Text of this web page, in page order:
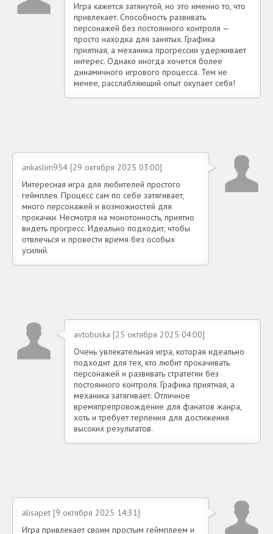
Игра кажется затянутой, но это именно то, что
привлекает. Способность развивать
персонажей без постоянного контроля —
просто находка для занятых. Графика
приятная, а механика прогрессии удерживает
интерес. Однако иногда хочется более
динамичного игрового процесса. Тем не
менее, расслабляющий опыт окупает себя!
ankaslim954 [29 октября 2025 03:00]
Интересная игра для любителей простого
геймплея. Процесс сам по себе затягивает,
много персонажей и возможностей для
прокачки. Несмотря на монотонность, приятно
видеть прогресс. Идеально подходит, чтобы
отвлечься и провести время без особых
усилий.
avtobuska [25 октября 2025 04:00]
Очень увлекательная игра, которая идеально
подходит для тех, кто любит прокачивать
персонажей и развивать стратегии без
постоянного контроля. Графика приятная, а
механика затягивает. Отличное
времяпрепровождение для фанатов жанра,
хоть и требует терпения для достижения
высоких результатов.
alisapet [9 октября 2025 14:31]
Игра привлекает своим простым геймплеем и